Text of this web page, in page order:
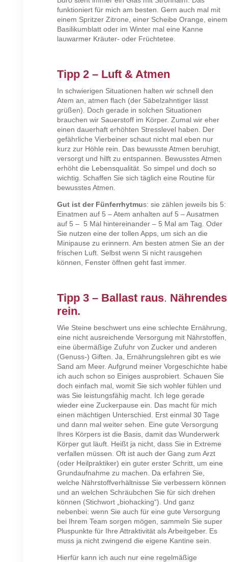
funktioniert für mich am besten. Gern auch mal mit
einem Spritzer Zitrone, einer Scheibe Orange, einem
Basilikumblatt oder im Winter mal eine Kanne
lauwarmer Kräuter- oder Früchtetee.
Tipp 2 – Luft & Atmen
In schwierigen Situationen halten wir schnell den
Atem an, atmen flach (der Säbelzahntiger lässt
grüßen). Doch gerade in solchen Situationen
brauchen wir Sauerstoff im Körper. Zumal wir eher
einen dauerhaft erhöhten Stresslevel haben. Der
gefährliche Vierbeiner schaut nicht mal eben nur
kurz zur Höhle rein. Das bewusste Atmen beruhigt,
versorgt und hilft zu entspannen. Bewusstes Atmen
erhöht die Lebensqualität. So simpel und doch so
wichtig. Schaffen Sie sich täglich eine Routine für
bewusstes Atmen.
Gut ist der Fünferrhytmus: sie zählen jeweils bis 5:
Einatmen auf 5 – Atem anhalten auf 5 – Ausatmen
auf 5 – 5 Mal hintereinander – 5 Mal am Tag. Oder
Sie nutzen eine der tollen Apps, um sich an die
Minipause zu erinnern. Am besten atmen Sie an der
frischen Luft. Selbst wenn Si nicht rausgehen
können, Fenster öffnen geht fast immer.
Tipp 3 – Ballast raus. Nährendes
rein.
Wie Steine beschwert uns eine schlechte Ernährung,
eine nicht ausreichende Versorgung mit Nährstoffen,
eine übermäßige Zufuhr von Zucker und anderen
(Genuss-) Giften. Ja, Ernährungslehren gibt es wie
Sand am Meer. Aufgrund meiner Vorgeschichte habe
ich auch schon so Einiges ausprobiert. Schauen Sie
doch einfach mal, womit Sie sich wohler fühlen und
was Sie leistungsfähig macht. Ich lege gerade
wieder eine Zuckerpause ein. Das macht für mich
einen mächtigen Unterschied. Erst einmal 30 Tage
und dann mal weiter sehen. Eine gute Versorgung
Ihres Körpers ist die Basis, damit das Wunderwerk
Körper gut läuft. Heißt ja nicht, dass Sie in Extreme
verfallen müssen. Oft ist auch der Gang zum Arzt
(oder Heilpraktiker) ein guter erster Schritt, um eine
Grundaufnahme zu machen. Da erfahren Sie,
welche Nährstoffverhältnisse Sie verbessern können
und an welchen Schräubchen Sie für sich drehen
können (Stichwort „biohacking“). Und ganz
nebenbei: wenn Sie auch für eine gute Versorgung
bei Ihrem Team sorgen mögen, sammeln Sie super
Pluspunkte für Ihre Attraktivität als Arbeitgeber. Es
muss ja nicht zwingend die eigene Kantine sein.
Hierfür kann ich auch nur eine regelmäßige